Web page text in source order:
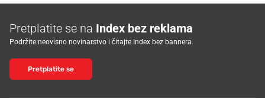
Pretplatite se na Index bez reklama
Podržite neovisno novinarstvo i čitajte Index bez bannera.
Pretplatite se